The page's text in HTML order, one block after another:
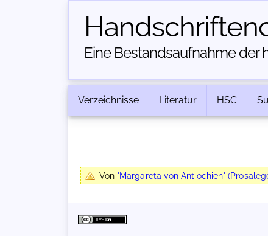
Eine Bestandsaufnahme der
Verzeichnisse Literatur HSC
Von 'Margareta von Antiochien'